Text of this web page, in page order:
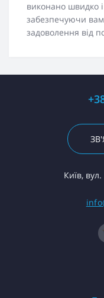
виконано швидко
забезпечуючи вам
задоволення від
Київ,